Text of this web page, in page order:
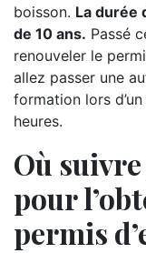
boisson. La durée
de 10 ans. Passé
renouveler le
allez passer une
formation lors
heures.
Où
pour
permis